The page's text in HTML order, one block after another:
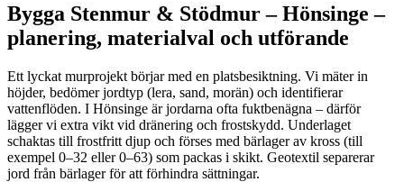
Bygga Stenmur & Stödmur – Hönsinge –
planering, materialval och utförande
Ett lyckat murprojekt börjar med en platsbesiktning. Vi mäter in
höjder, bedömer jordtyp (lera, sand, morän) och identifierar
vattenflöden. I Hönsinge är jordarna ofta fuktbenägna – därför
lägger vi extra vikt vid dränering och frostskydd. Underlaget
schaktas till frostfritt djup och förses med bärlager av kross (till
exempel 0–32 eller 0–63) som packas i skikt. Geotextil separerar
jord från bärlager för att förhindra sättningar.